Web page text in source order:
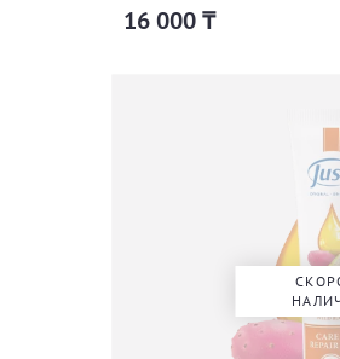
16 000 ₸